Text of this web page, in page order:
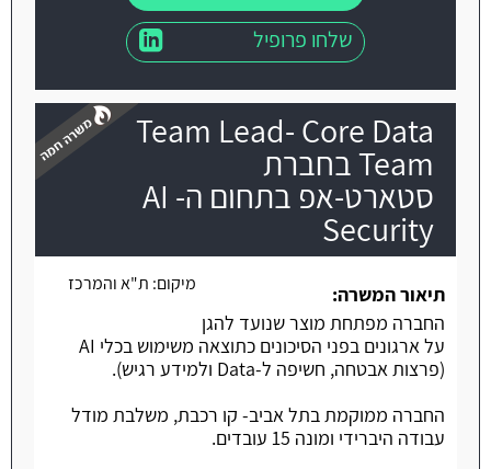
שלחו פרופיל
Team Lead- Core Data
Team בחברת
סטארט-אפ בתחום ה- AI
Security
מיקום: ת"א והמרכז
תיאור המשרה:
החברה מפתחת מוצר שנועד להגן
על ארגונים בפני הסיכונים כתוצאה משימוש בכלי AI
(פרצות אבטחה, חשיפה ל-Data ולמידע רגיש).
החברה ממוקמת בתל אביב- קו רכבת, משלבת מודל
עבודה היברידי ומונה 15 עובדים.